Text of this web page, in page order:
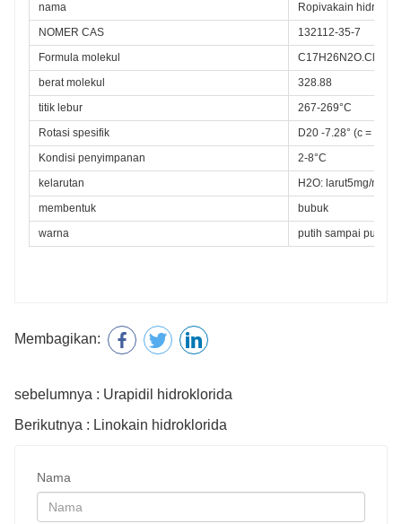
nama
Ropivakain
NOMER CAS
132112-35-7
Formula molekul
berat molekul
328.88
titik lebur
267-269°C
Rotasi spesifik
D20 -7.28° (c = 2
Kondisi penyimpanan
2-8°C
kelarutan
H2O: larut5mg/mL,
membentuk
bubuk
warna
putih sampai putih
Membagikan:
sebelumnya : Urapidil hidroklorida
Berikutnya : Linokain hidroklorida
Nama